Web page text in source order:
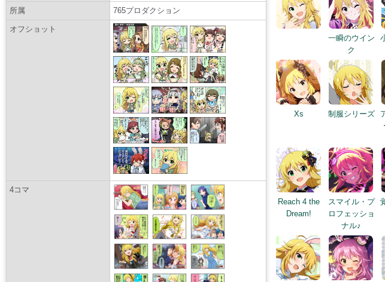
所属 765プロダクション
オフショット
4コマ
一瞬のウイン
ク
Xs 制服シリーズ
Reach 4 the
Dream!
スマイル・プ
ロフェッショ
ナル♪